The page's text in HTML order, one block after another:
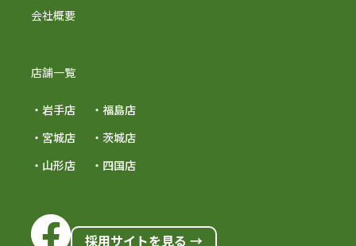
会社概要
店舗一覧
・岩手店
・宮城店
・山形店
・福島店
・茨城店
・四国店
採用サイトを見る →